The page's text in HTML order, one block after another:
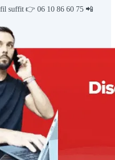
fil suffit 👉 06 10 86 60 75 📲